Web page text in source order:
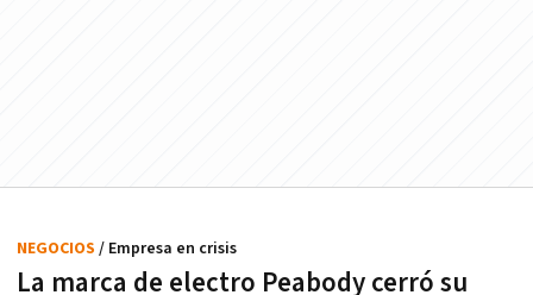
La marca de electro Peabody cerró su
NEGOCIOS / Empresa en crisis